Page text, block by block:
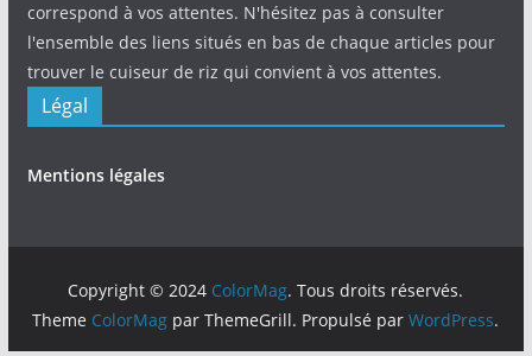
correspond à vos attentes. N'hésitez pas à consulter
l'ensemble des liens situés en bas de chaque articles pour
trouver le cuiseur de riz qui convient à vos attentes.
Légal
Mentions légales
Copyright © 2024 ColorMag. Tous droits réservés.
Theme ColorMag par ThemeGrill. Propulsé parWordPress.